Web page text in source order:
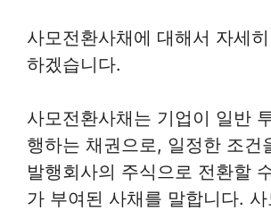
사모전환사채에 대해서 자세
하겠습니다.
사모전환사채는 기업이 일반
행하는 채권으로, 일정한 조건
발행회사의 주식으로 전환할
가 부여된 사채를 말합니다. 사